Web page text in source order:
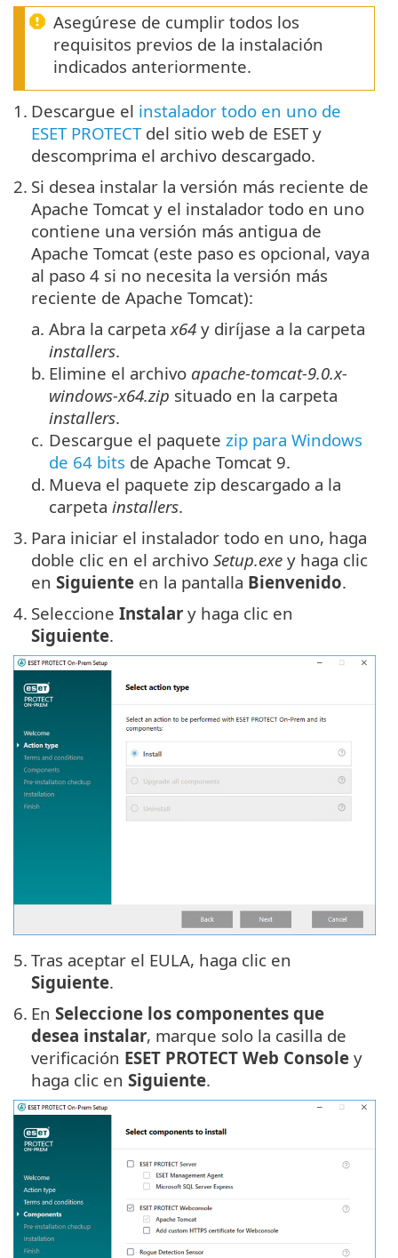
Asegúrese de cumplir todos los
requisitos previos de la instalación
indicados anteriormente.
1. Descargue el instalador todo en uno de
ESET PROTECTdel sitio web de ESET y
descomprima el archivo descargado.
2. Si desea instalar la versión más reciente de
Apache Tomcat y el instalador todo en uno
contiene una versión más antigua de
Apache Tomcat (este paso es opcional, vaya
al paso 4 si no necesita la versión más
reciente de Apache Tomcat):
a. Abra la carpetax64 y diríjase a la carpeta
installers.
b. Elimine el archivo apache-tomcat-9.0.x-
windows-x64.zip situado en la carpeta
installers.
c. Descargue el paquete zip para Windows
de 64 bits de Apache Tomcat 9.
d. Mueva el paquete zip descargado a la
carpeta installers.
3. Para iniciar el instalador todo en uno, haga
doble clic en el archivo Setup.exe y haga clic
en Siguiente en la pantalla Bienvenido.
4. Seleccione Instalar y haga clic en
Siguiente.
5. Tras aceptar el EULA, haga clic en
Siguiente.
6. En Seleccione los componentes que
desea instalar, marque solo la casilla de
verificación ESET PROTECT Web Console y
haga clic en Siguiente.